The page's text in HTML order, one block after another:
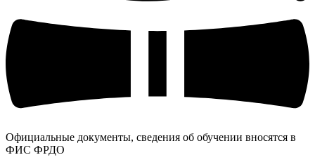
Официальные документы, сведения об обучении вносятся в
ФИС ФРДО